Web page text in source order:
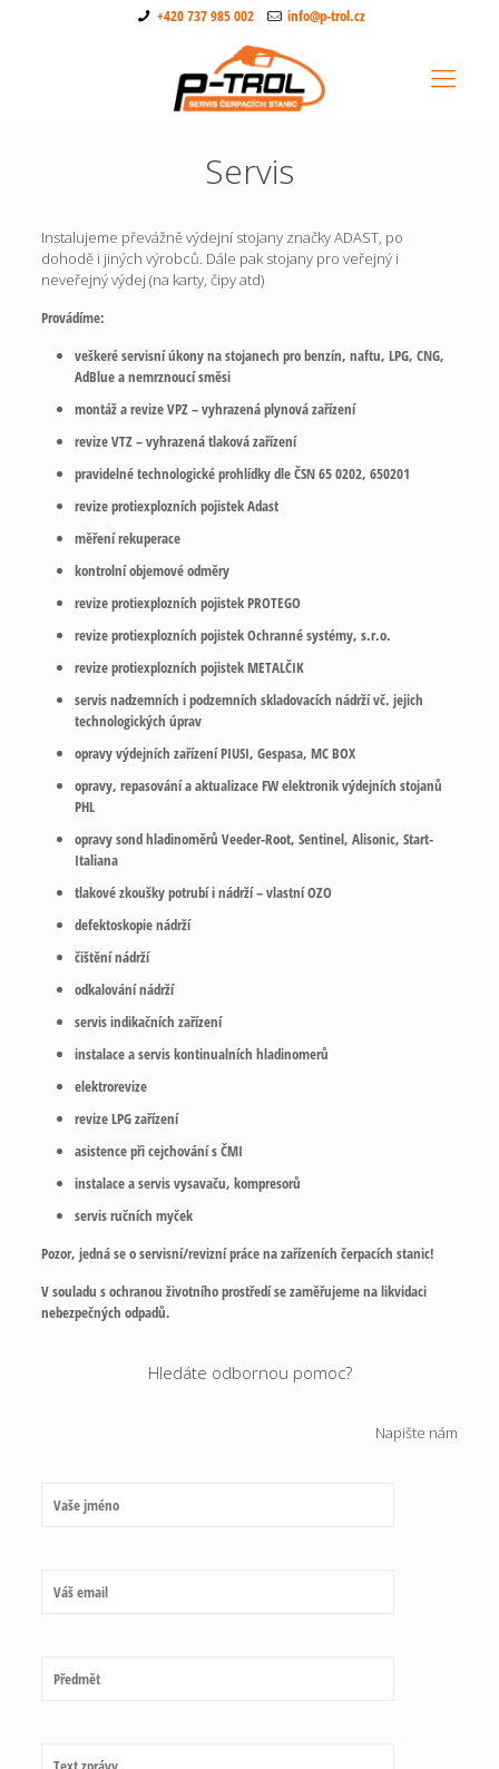
+420 737 985 002 info@p-trol.cz
Servis
Instalujeme převážně výdejní stojany značky ADAST, po
dohodě i jiných výrobců. Dále pak stojany pro veřejný i
neveřejný výdej (na karty, čipy atd)
Provádíme:
veškeré servisní úkony na stojanech pro benzín, naftu, LPG, CNG,
AdBlue a nemrznoucí směsi
montáž a revize VPZ – vyhrazená plynová zařízení
revize VTZ – vyhrazená tlaková zařízení
pravidelné technologické prohlídky dle ČSN 65 0202, 650201
revize protiexplozních pojistek Adast
měření rekuperace
kontrolní objemové odměry
revize protiexplozních pojistek PROTEGO
revize protiexplozních pojistek Ochranné systémy, s.r.o.
revize protiexplozních pojistek METALČIK
servis nadzemních i podzemních skladovacích nádrží vč. jejich
technologických úprav
opravy výdejních zařízení PIUSI, Gespasa, MC BOX
opravy, repasování a aktualizace FW elektronik výdejních stojanů
PHL
opravy sond hladinoměrů Veeder-Root, Sentinel, Alisonic, Start-
Italiana
tlakové zkoušky potrubí i nádrží – vlastní OZO
defektoskopie nádrží
čištění nádrží
odkalování nádrží
servis indikačních zařízení
instalace a servis kontinualních hladinomerů
elektrorevize
revize LPG zařízení
asistence při cejchování s ČMI
instalace a servis vysavaču, kompresorů
servis ručních myček
Pozor, jedná se o servisní/revizní práce na zařízeních čerpacích stanic!
V souladu s ochranou životního prostředí se zaměřujeme na likvidaci
nebezpečných odpadů.
Hledáte odbornou pomoc?
Napište nám